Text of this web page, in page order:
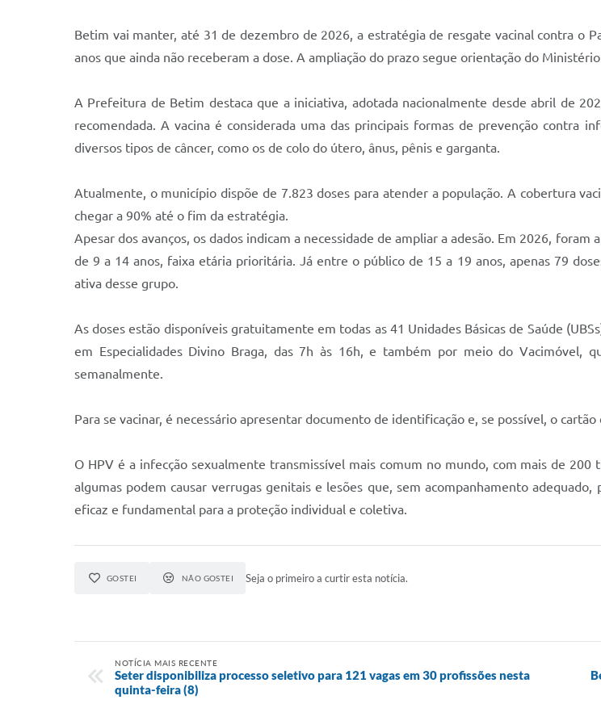
Betim vai manter, até 31 de dezembro de 2026, a estratégia de resgate vacinal contra o
anos que ainda não receberam a dose. A ampliação do prazo segue orientação do
A Prefeitura de Betim destaca que a iniciativa, adotada nacionalmente desde abril de
recomendada. A vacina é considerada uma das principais formas de prevenção contra
diversos tipos de câncer, como os de colo do útero, ânus, pênis e garganta.
Atualmente, o município dispõe de 7.823 doses para atender a população. A cobertura
chegar a 90% até o fim da estratégia.
Apesar dos avanços, os dados indicam a necessidade de ampliar a adesão. Em 2026,
de 9 a 14 anos, faixa etária prioritária. Já entre o público de 15 a 19 anos, apenas 79
ativa desse grupo.
As doses estão disponíveis gratuitamente em todas as 41 Unidades Básicas de Saúde
em Especialidades Divino Braga, das 7h às 16h, e também por meio do Vacimóvel,
semanalmente.
Para se vacinar, é necessário apresentar documento de identificação e, se possível, o cartão
O HPV é a infecção sexualmente transmissível mais comum no mundo, com mais de
algumas podem causar verrugas genitais e lesões que, sem acompanhamento
eficaz e fundamental para a proteção individual e coletiva.
GOSTEI NÃO GOSTEI Seja o primeiro a curtir esta notícia.
NOTÍCIA MAIS RECENTE
Seter disponibiliza processo seletivo para 121 vagas em 30 profissões nesta
quinta-feira (8)